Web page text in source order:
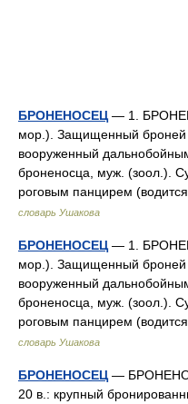
БРОНЕНОСЕЦ — 1.
мор.). Защищенный броней
вооруженный
броненосца, муж. (зоол.).
роговым панцирем
словарь Ушакова
БРОНЕНОСЕЦ — 1.
мор.). Защищенный броней
вооруженный
броненосца, муж. (зоол.).
роговым панцирем
словарь Ушакова
БРОНЕНОСЕЦ —
20 в.: крупный